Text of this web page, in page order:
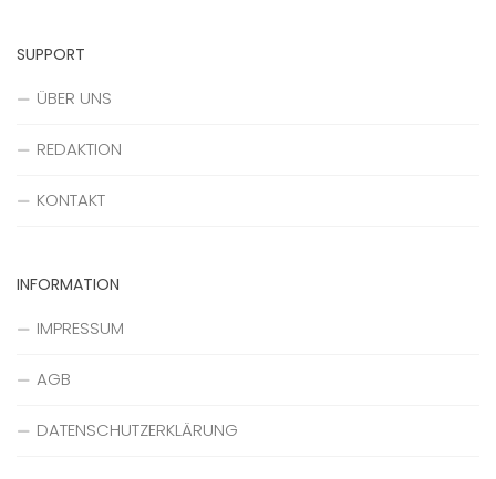
SUPPORT
ÜBER UNS
REDAKTION
KONTAKT
INFORMATION
IMPRESSUM
AGB
DATENSCHUTZERKLÄRUNG